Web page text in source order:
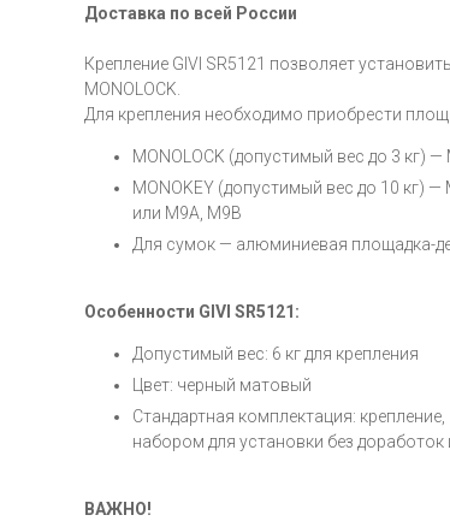
Доставка по всей России
Крепление GIVI SR5121 позволяет
MONOLOCK.
Для крепления необходимо приобрести
MONOLOCK (допустимый вес до 3 кг) —
MONOKEY (допустимый вес до 10 кг) —
или M9A, M9B
Для сумок — алюминиевая площадка-
Особенности GIVI SR5121:
Допустимый вес: 6 кг для крепления
Цвет: черный матовый
Стандартная комплектация:
набором для установки без доработок
ВАЖНО!